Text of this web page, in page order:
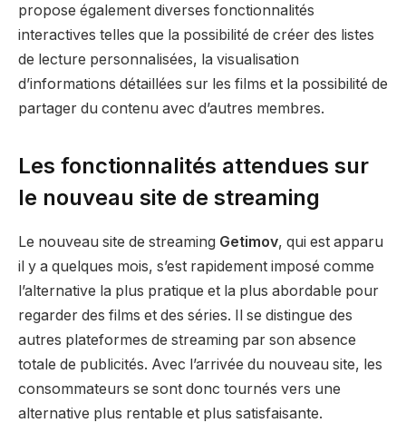
propose également diverses fonctionnalités
interactives telles que la possibilité de créer des listes
de lecture personnalisées, la visualisation
d’informations détaillées sur les films et la possibilité de
partager du contenu avec d’autres membres.
Les fonctionnalités attendues sur
le nouveau site de streaming
Le nouveau site de streaming Getimov, qui est apparu
il y a quelques mois, s’est rapidement imposé comme
l’alternative la plus pratique et la plus abordable pour
regarder des films et des séries. Il se distingue des
autres plateformes de streaming par son absence
totale de publicités. Avec l’arrivée du nouveau site, les
consommateurs se sont donc tournés vers une
alternative plus rentable et plus satisfaisante.